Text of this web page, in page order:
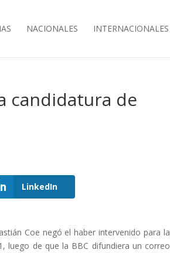
NACIONALES INTERNACIONALES
candidatura de
LinkedIn
Coe negó el haber intervenido para la
luego de que la BBC difundiera un correo